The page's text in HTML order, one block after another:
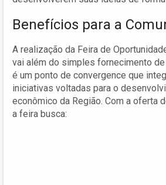
Benefícios para a
A realização da Feira de
vai além do simples fornecimento
é um ponto de convergence que
iniciativas voltadas para o
econômico da Região. Com a oferta
a feira busca: